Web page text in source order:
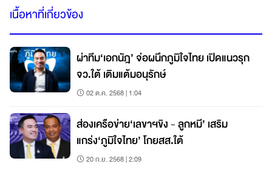
เนื้อหาที่เกี่ยวข้อง
ผ่าทีม‘เอกนัฎ’ จ่อผนึกภูมิใจไทย เปิดแนวรุก
จว.ใต้ เติมแต้มอนุรักษ์
02 ต.ค. 2568 | 1:04
ส่องเครือข่าย‘เลขาฯขิง - ลูกหมี’ เสริม
แกร่ง‘ภูมิใจไทย’ โกยสส.ใต้
20 ก.ย. 2568 | 2:09